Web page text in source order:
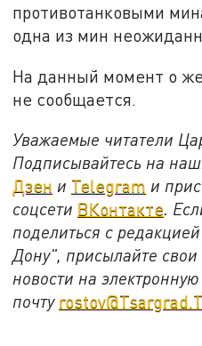
противотанковыми
одна из мин
На данный момент о
не сообщается.
Уважаемые читатели
Подписывайтесь на
Дзен и Telegram и
соцсети ВКонтакте.
поделиться с
Дону", присылайте
новости на электронную
почту